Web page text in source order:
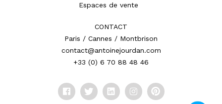
Espaces de vente
CONTACT
Paris / Cannes / Montbrison
contact@antoinejourdan.com
+33 (0) 6 70 88 48 46